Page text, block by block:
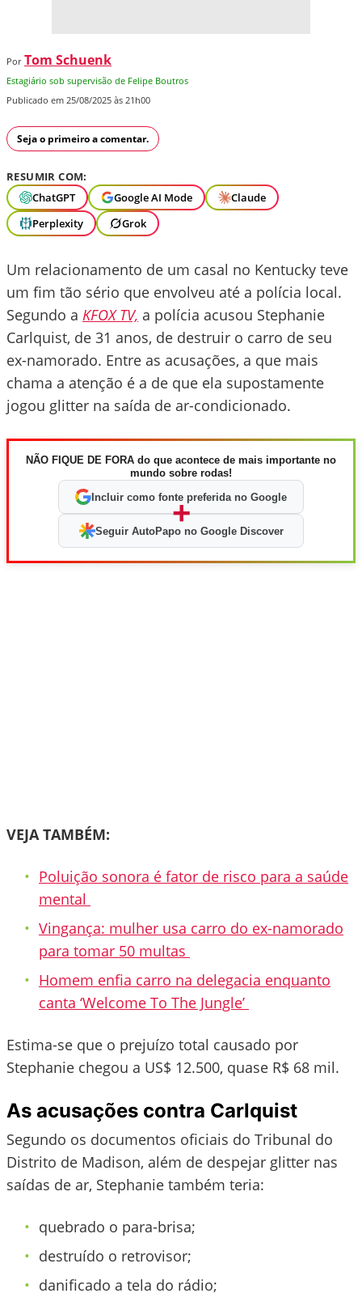
Por Tom Schuenk
Estagiário sob supervisão de Felipe Boutros
Publicado em 25/08/2025 às 21h00
Seja o primeiro a comentar.
RESUMIR COM:
ChatGPT
Google AI Mode
Claude
Perplexity
Grok
Um relacionamento de um casal no Kentucky teve
um fim tão sério que envolveu até a polícia local.
Segundo a KFOX TV, a polícia acusou Stephanie
Carlquist, de 31 anos, de destruir o carro de seu
ex-namorado. Entre as acusações, a que mais
chama a atenção é a de que ela supostamente
jogou glitter na saída de ar-condicionado.
NÃO FIQUE DE FORA do que acontece de mais importante no
mundo sobre rodas!
Incluir como fonte preferida no Google
+
Seguir AutoPapo no Google Discover
VEJA TAMBÉM:
Poluição sonora é fator de risco para a saúde
mental
Vingança: mulher usa carro do ex-namorado
para tomar 50 multas
Homem enfia carro na delegacia enquanto
canta ‘Welcome To The Jungle’
Estima-se que o prejuízo total causado por
Stephanie chegou a US$ 12.500, quase R$ 68 mil.
As acusações contra Carlquist
Segundo os documentos oficiais do Tribunal do
Distrito de Madison, além de despejar glitter nas
saídas de ar, Stephanie também teria:
quebrado o para-brisa;
destruído o retrovisor;
danificado a tela do rádio;